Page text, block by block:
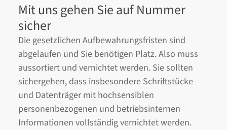
Mit uns gehen Sie auf Nummer
sicher
Die gesetzlichen Aufbewahrungsfristen sind
abgelaufen und Sie benötigen Platz. Also muss
aussortiert und vernichtet werden. Sie sollten
sichergehen, dass insbesondere Schriftstücke
und Datenträger mit hochsensiblen
personenbezogenen und betriebsinternen
Informationen vollständig vernichtet werden.